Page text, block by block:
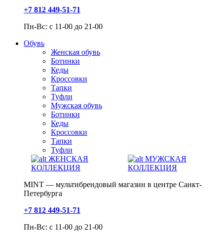
+7 812 449-51-71
Пн-Вс: с 11-00 до 21-00
Обувь
Женская обувь
Ботинки
Кеды
Кроссовки
Тапки
Туфли
Мужская обувь
Ботинки
Кеды
Кроссовки
Тапки
Туфли
ЖЕНСКАЯ
КОЛЛЕКЦИЯ
МУЖСКАЯ
КОЛЛЕКЦИЯ
MINT — мультибрендовый магазин в центре Санкт-
Петербурга
+7 812 449-51-71
Пн-Вс: с 11-00 до 21-00